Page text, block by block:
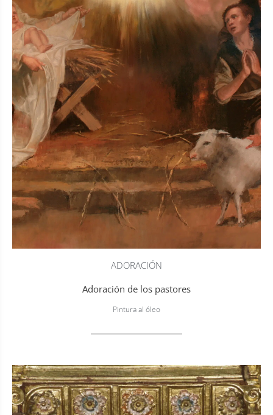
ADORACIÓN
Adoración de los pastores
Pintura al óleo